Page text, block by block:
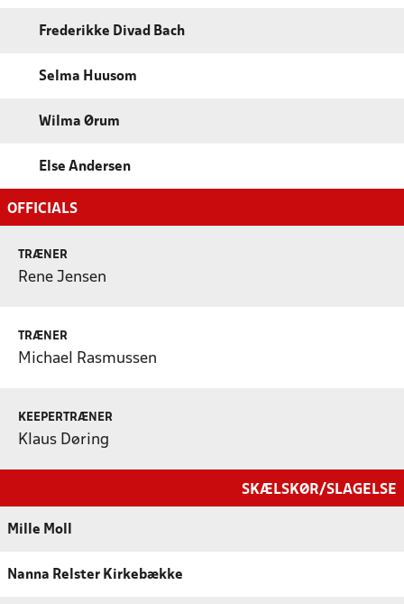
Frederikke Divad Bach
Selma Huusom
Wilma Ørum
Else Andersen
OFFICIALS
TRÆNER
Rene Jensen
TRÆNER
Michael Rasmussen
KEEPERTRÆNER
Klaus Døring
SKÆLSKØR/SLAGELSE
Mille Moll
Nanna Relster Kirkebække